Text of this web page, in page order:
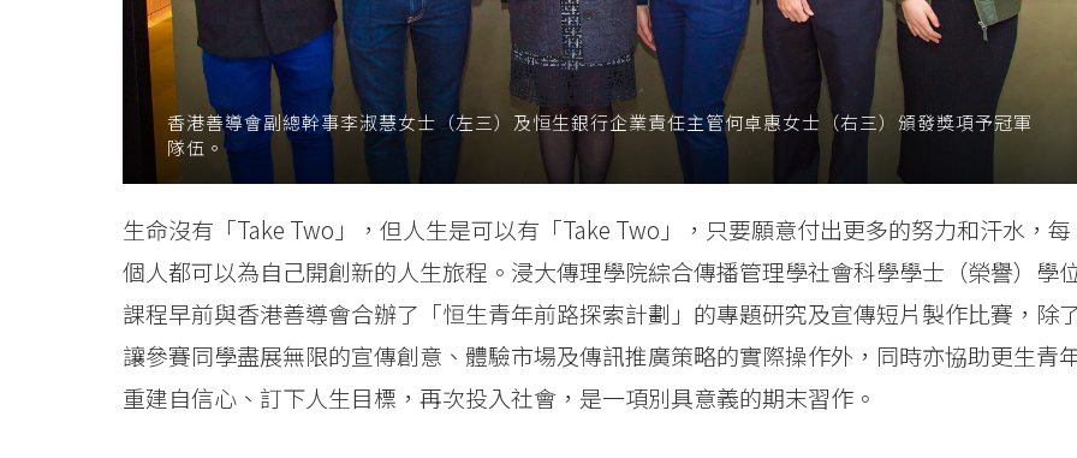
International
Education
香港善導會副總幹事李淑慧女士（左三）及恒生銀行企業責任主管何卓惠女士（右三）頒發獎項予冠軍
隊伍。
生命沒有「Take Two」，但人生是可以有「Take Two」，只要願意付出更多的努力和汗水，每
個人都可以為自己開創新的人生旅程。浸大傳理學院綜合傳播管理學社會科學學士（榮譽）學
課程早前與香港善導會合辦了「恒生青年前路探索計劃」的專題研究及宣傳短片製作比賽，除
讓參賽同學盡展無限的宣傳創意、體驗市場及傳訊推廣策略的實際操作外，同時亦協助更生青
重建自信心、訂下人生目標，再次投入社會，是一項別具意義的期末習作。